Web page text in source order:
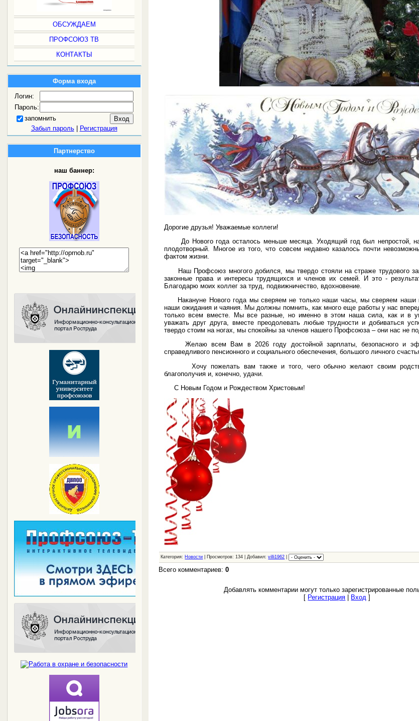
ОБСУЖДАЕМ
ПРОФСОЮЗ ТВ
КОНТАКТЫ
Форма входа
Логин:
Пароль:
запомнить
Забыл пароль| Регистрация
Партнерство
наш баннер:
Дорогие друзья! Уважаемые коллеги!
До Нового года осталось меньше месяца. Уходящий год был непростой,
плодотворный. Многое из того, что совсем недавно казалось почти
фактом жизни.
Наш Профсоюз многого добился, мы твердо стояли на страже трудового
законные права и интересы трудящихся и членов их семей. И это -
Благодарю моих коллег за труд, подвижничество, вдохновение.
Накануне Нового года мы сверяем не только наши часы, мы сверяем наши
наши ожидания и чаяния. Мы должны помнить, как много еще работы у нас
только всем вместе. Мы все разные, но именно в этом наша сила, как и в
уважать друг друга, вместе преодолевать любые трудности и добиваться
твердо стоим на ногах, мы спокойны за членов нашего Профсоюза – они нас не
Желаю всем Вам в 2026 году достойной зарплаты, безопасного и
справедливого пенсионного и социального обеспечения, большого личного
Хочу пожелать вам также и того, чего обычно желают своим
благополучия и, конечно, удачи.
С Новым Годом и Рождеством Христовым!
Категория: Новости | Просмотров: 134 | Добавил:villi1962
Всего комментариев:0
Добавлять комментарии могут только зарегистрированные
[ Регистрация Вход ]